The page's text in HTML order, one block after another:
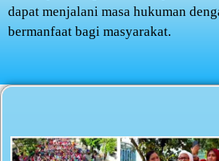
dapat menjalani masa hukuman
bermanfaat bagi masyarakat.